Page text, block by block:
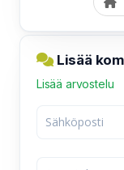
Lisää
Lisää arvostelu